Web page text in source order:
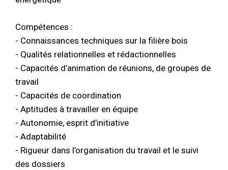
Compétences :
- Connaissances techniques sur la filière bois
- Qualités relationnelles et rédactionnelles
- Capacités d’animation de réunions, de groupes de
travail
- Capacités de coordination
- Aptitudes à travailler en équipe
- Autonomie, esprit d’initiative
- Adaptabilité
- Rigueur dans l’organisation du travail et le suivi
des dossiers